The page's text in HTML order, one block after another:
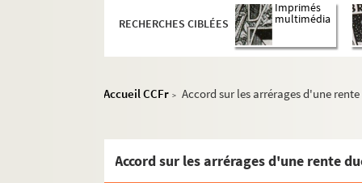
RECHERCHES CIBLÉES
Imprimés
multimédia
Accueil CCFr > Accord sur les arrérages d'une